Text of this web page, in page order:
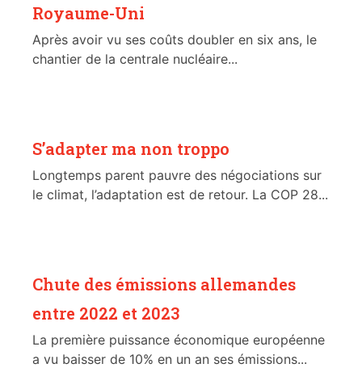
Royaume-Uni
Après avoir vu ses coûts doubler en six ans, le
chantier de la centrale nucléaire...
S’adapter ma non troppo
Longtemps parent pauvre des négociations sur
le climat, l’adaptation est de retour. La COP 28...
Chute des émissions allemandes
entre 2022 et 2023
La première puissance économique européenne
a vu baisser de 10% en un an ses émissions...